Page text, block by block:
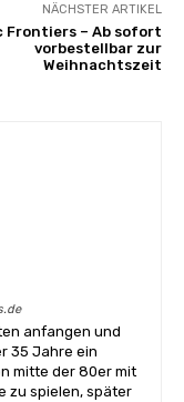
NÄCHSTER ARTIKEL
Frontiers – Ab sofort
vorbestellbar zur
Weihnachtszeit
anfangen und
35 Jahre ein
mitte der 80er mit
zu spielen, später